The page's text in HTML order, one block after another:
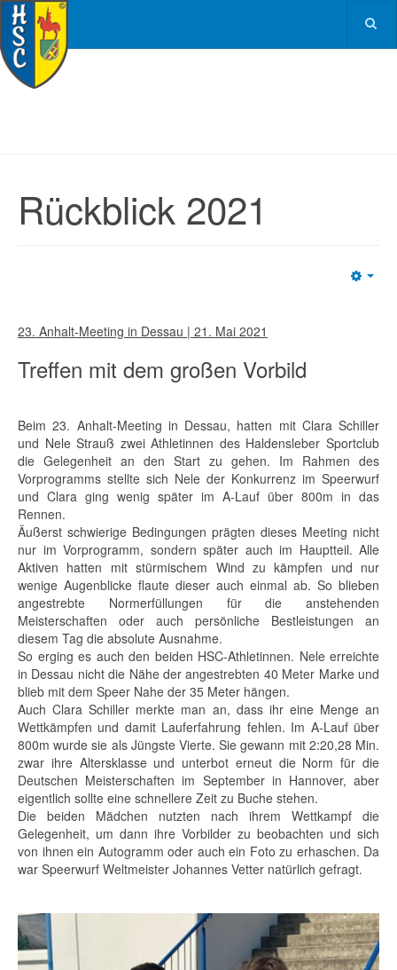
Rückblick 2021
23. Anhalt-Meeting in Dessau | 21. Mai 2021
Treffen mit dem großen Vorbild
Beim 23. Anhalt-Meeting in Dessau, hatten mit Clara Schiller
und Nele Strauß zwei Athletinnen des Haldensleber Sportclub
die Gelegenheit an den Start zu gehen. Im Rahmen des
Vorprogramms stellte sich Nele der Konkurrenz im Speerwurf
und Clara ging wenig später im A-Lauf über 800m in das
Rennen.
Äußerst schwierige Bedingungen prägten dieses Meeting nicht
nur im Vorprogramm, sondern später auch im Hauptteil. Alle
Aktiven hatten mit stürmischem Wind zu kämpfen und nur
wenige Augenblicke flaute dieser auch einmal ab. So blieben
angestrebte Normerfüllungen für die anstehenden
Meisterschaften oder auch persönliche Bestleistungen an
diesem Tag die absolute Ausnahme.
So erging es auch den beiden HSC-Athletinnen. Nele erreichte
in Dessau nicht die Nähe der angestrebten 40 Meter Marke und
blieb mit dem Speer Nahe der 35 Meter hängen.
Auch Clara Schiller merkte man an, dass ihr eine Menge an
Wettkämpfen und damit Lauferfahrung fehlen. Im A-Lauf über
800m wurde sie als Jüngste Vierte. Sie gewann mit 2:20,28 Min.
zwar ihre Altersklasse und unterbot erneut die Norm für die
Deutschen Meisterschaften im September in Hannover, aber
eigentlich sollte eine schnellere Zeit zu Buche stehen.
Die beiden Mädchen nutzten nach ihrem Wettkampf die
Gelegenheit, um dann ihre Vorbilder zu beobachten und sich
von ihnen ein Autogramm oder auch ein Foto zu erhaschen. Da
war Speerwurf Weltmeister Johannes Vetter natürlich gefragt.